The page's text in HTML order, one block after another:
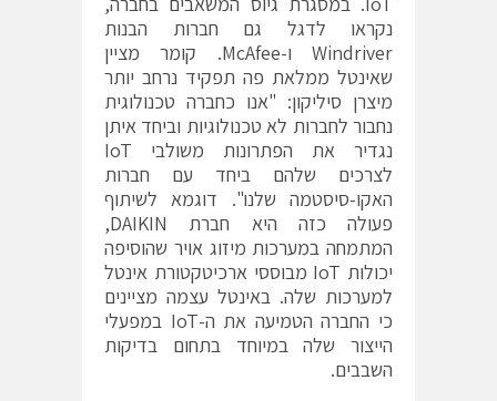
נקראו לדגל גם חברות הבנות
Windriver ו-McAfee. קומר מציין
שאינטל ממלאת פה תפקיד נרחב יותר
מיצרן סיליקון: "אנו כחברה טכנולוגית
נחבור לחברות לא טכנולוגיות וביחד איתן
נגדיר את הפתרונות משולבי IoT
לצרכים שלהם ביחד עם חברות
האקו-סיסטמה שלנו". דוגמא לשיתוף
פעולה כזה היא חברת DAIKIN,
המתמחה במערכות מיזוג אויר שהוסיפה
יכולות IoT מבוססי ארכיטקטורת אינטל
למערכות שלה. באינטל עצמה מציינים
כי החברה הטמיעה את ה-IoT במפעלי
הייצור שלה במיוחד בתחום בדיקות
השבבים.